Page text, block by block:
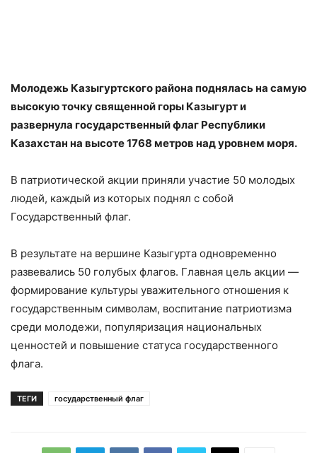
Молодежь Казыгуртского района поднялась на самую
высокую точку священной горы Казыгурт и
развернула государственный флаг Республики
Казахстан на высоте 1768 метров над уровнем моря.
В патриотической акции приняли участие 50 молодых
людей, каждый из которых поднял с собой
Государственный флаг.
В результате на вершине Казыгурта одновременно
развевались 50 голубых флагов. Главная цель акции —
формирование культуры уважительного отношения к
государственным символам, воспитание патриотизма
среди молодежи, популяризация национальных
ценностей и повышение статуса государственного
флага.
ТЕГИ государственный флаг